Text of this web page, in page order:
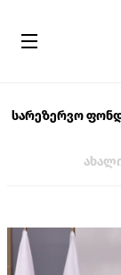
სარეზერვო